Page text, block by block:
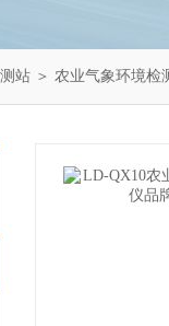
站 ＞ 农业气象环境检